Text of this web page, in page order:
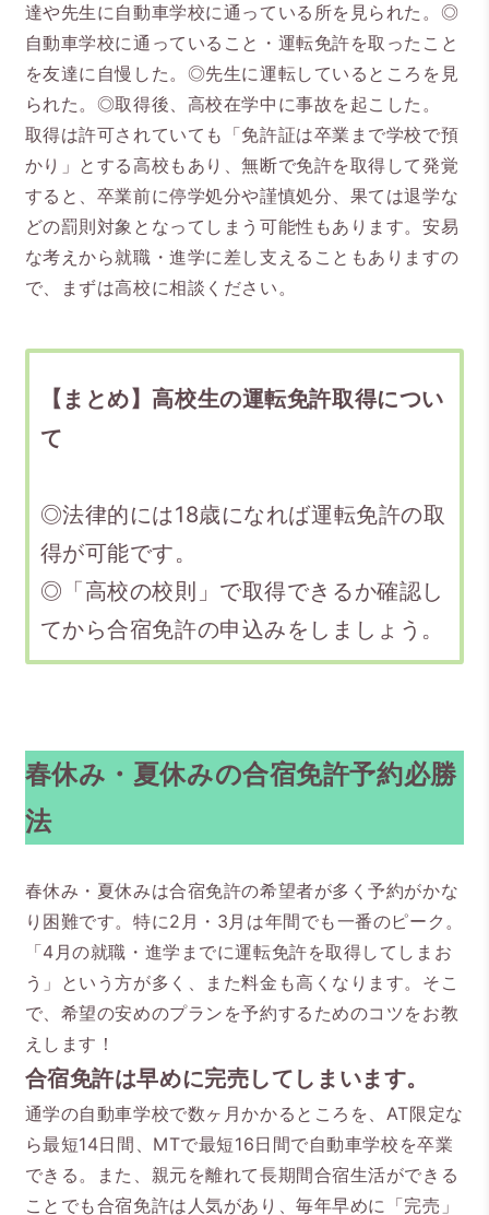
達や先生に自動車学校に通っている所を見られた。◎
自動車学校に通っていること・運転免許を取ったこと
を友達に自慢した。◎先生に運転しているところを見
られた。◎取得後、高校在学中に事故を起こした。
取得は許可されていても「免許証は卒業まで学校で預
かり」とする高校もあり、無断で免許を取得して発覚
すると、卒業前に停学処分や謹慎処分、果ては退学な
どの罰則対象となってしまう可能性もあります。安易
な考えから就職・進学に差し支えることもありますの
で、まずは高校に相談ください。
【まとめ】高校生の運転免許取得につい
て
◎法律的には18歳になれば運転免許の取
得が可能です。
◎「高校の校則」で取得できるか確認し
てから合宿免許の申込みをしましょう。
春休み・夏休みの合宿免許予約必勝
法
春休み・夏休みは合宿免許の希望者が多く予約がかな
り困難です。特に2月・3月は年間でも一番のピーク。
「4月の就職・進学までに運転免許を取得してしまお
う」という方が多く、また料金も高くなります。そこ
で、希望の安めのプランを予約するためのコツをお教
えします！
合宿免許は早めに完売してしまいます。
通学の自動車学校で数ヶ月かかるところを、AT限定な
ら最短14日間、MTで最短16日間で自動車学校を卒業
できる。また、親元を離れて長期間合宿生活ができる
ことでも合宿免許は人気があり、毎年早めに「完売」